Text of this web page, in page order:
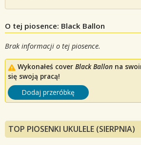
O tej piosence: Black Ballon
Brak informacji o tej piosence.
Wykonałeś cover Black Ballon na
się swoją pracą!
Dodaj przeróbkę
TOP PIOSENKI UKULELE (SIERPNIA)